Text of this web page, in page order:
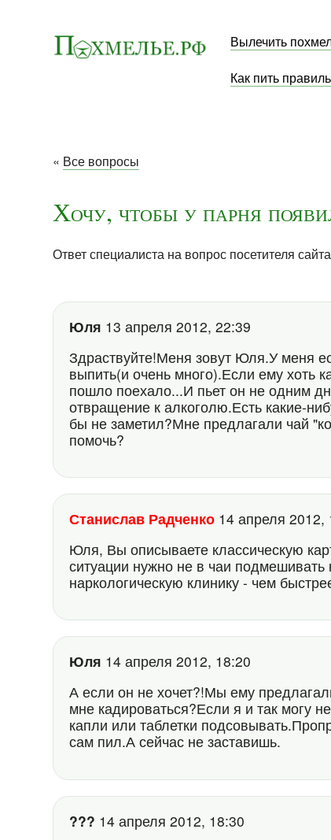
Вылечить
Как пить
« Все вопросы
Хочу, чтобы у парня
Ответ специалиста на вопрос посетителя сайта
Юля 13 апреля 2012, 22:39
Здраствуйте!Меня зовут Юля.У меня
выпить(и очень много).Если ему хоть
пошло поехало...И пьет он не одним
отвращение к алкоголю.Есть какие-
бы не заметил?Мне предлагали чай
помочь?
Станислав Радченко 14 апреля 2012,
Юля, Вы описываете классическую
ситуации нужно не в чаи подмешивать
наркологическую клинику - чем
Юля 14 апреля 2012, 18:20
А если он не хочет?!Мы ему
мне кадироваться?Если я и так могу
капли или таблетки
сам пил.А сейчас не заставишь.
??? 14 апреля 2012, 18:30